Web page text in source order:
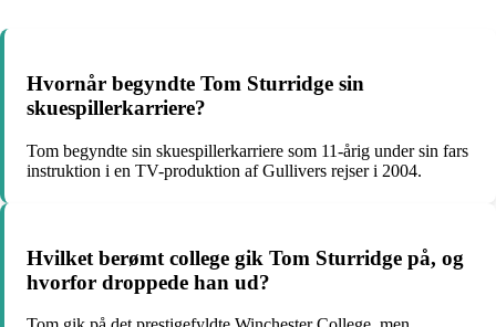
Hvornår begyndte Tom Sturridge sin
skuespillerkarriere?
Tom begyndte sin skuespillerkarriere som 11-årig under sin fars
instruktion i en TV-produktion af Gullivers rejser i 2004.
Hvilket berømt college gik Tom Sturridge på, og
hvorfor droppede han ud?